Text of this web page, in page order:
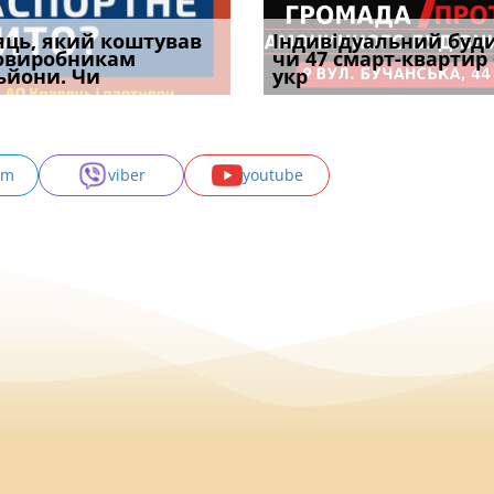
встановив для
шкоди
Документи, на яких не
проставляється
апостиль: пер
який коштував
Чи
Огляд практики ВС від
Ростислава Кравця, що
опублі
ТЦК при зміні
проживання:
судов
Індивідуальний
чи 47 смарт-квартир
укр
Восьмий ААС
підтвердив, що
може скас
viber youtube